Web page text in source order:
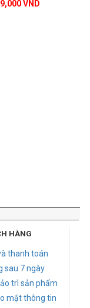
VND
HÀNG
thanh toán
sau 7 ngày
trì sản phẩm
mật thông tin